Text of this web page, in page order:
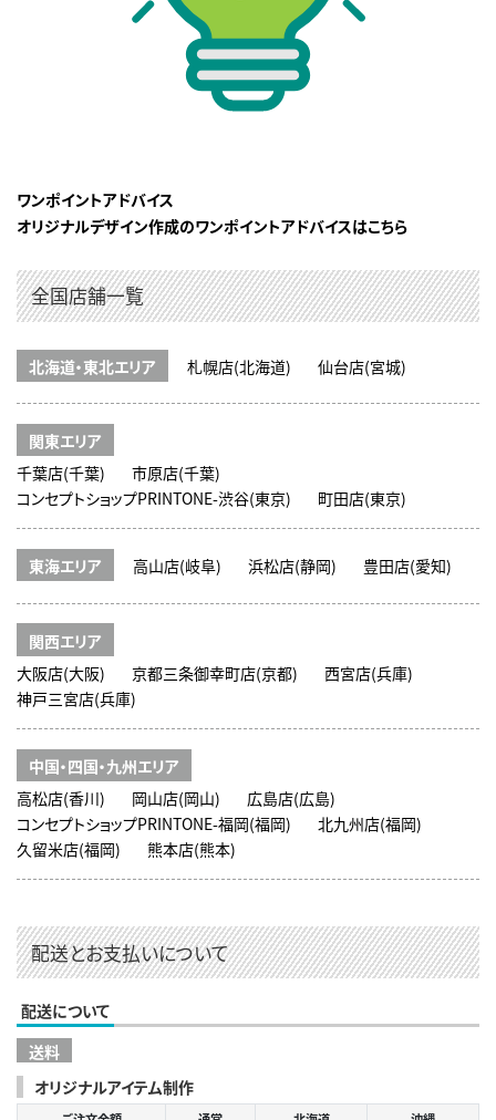
ワンポイントアドバイス
オリジナルデザイン作成のワンポイントアドバイスはこちら
全国店舗一覧
北海道・東北エリア 札幌店(北海道) 仙台店(宮城)
関東エリア
千葉店(千葉)
市原店(千葉)
コンセプトショップPRINTONE-渋谷(東京)
町田店(東京)
東海エリア 高山店(岐阜) 浜松店(静岡) 豊田店(愛知)
関西エリア
大阪店(大阪)
京都三条御幸町店(京都)
西宮店(兵庫)
神戸三宮店(兵庫)
中国・四国・九州エリア
高松店(香川)
岡山店(岡山)
広島店(広島)
コンセプトショップPRINTONE-福岡(福岡)
北九州店(福岡)
久留米店(福岡)
熊本店(熊本)
配送とお支払いについて
配送について
送料
オリジナルアイテム制作